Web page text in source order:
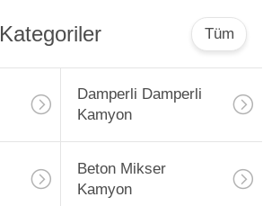
Tüm
Damperli Damperli
Kamyon
Beton Mikser
Kamyon